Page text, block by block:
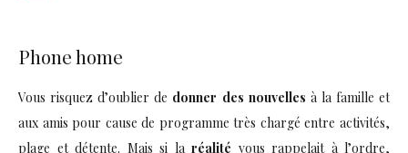
Phone home
Vous risquez d’oublier de donner des nouvelles à la famille et
aux amis pour cause de programme très chargé entre activités,
plage et détente. Mais si la réalité vous rappelait à l’ordre,